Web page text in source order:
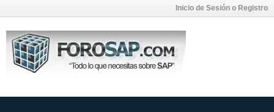
Inicio de Sesión o Registro